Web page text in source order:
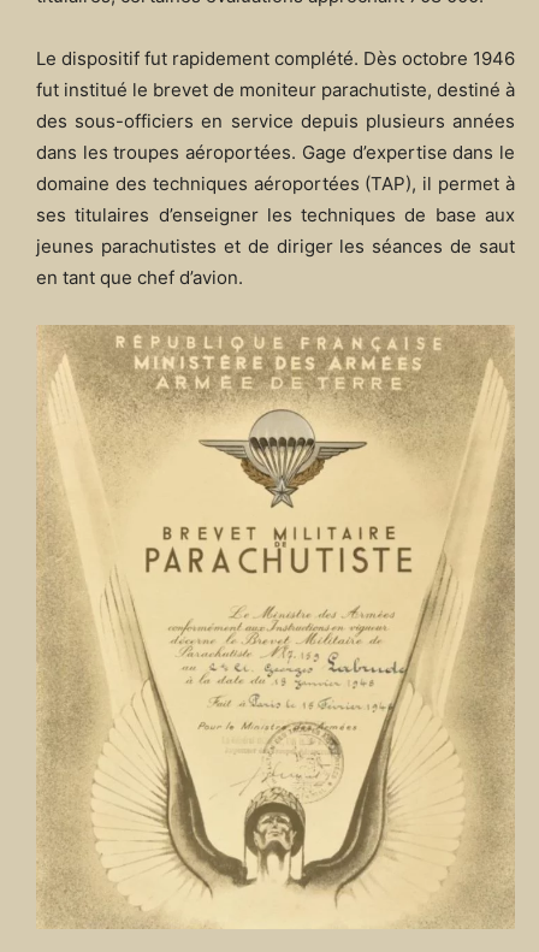
Le dispositif fut rapidement complété. Dès octobre 1946
fut institué le brevet de moniteur parachutiste, destiné à
des sous-officiers en service depuis plusieurs années
dans les troupes aéroportées. Gage d’expertise dans le
domaine des techniques aéroportées (TAP), il permet à
ses titulaires d’enseigner les techniques de base aux
jeunes parachutistes et de diriger les séances de saut
en tant que chef d’avion.